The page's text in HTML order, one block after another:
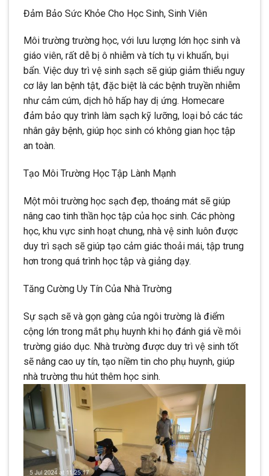
Đảm Bảo Sức Khỏe Cho Học Sinh, Sinh Viên
Môi trường trường học, với lưu lượng lớn học sinh và
giáo viên, rất dễ bị ô nhiễm và tích tụ vi khuẩn, bụi
bẩn. Việc duy trì vệ sinh sạch sẽ giúp giảm thiểu nguy
cơ lây lan bệnh tật, đặc biệt là các bệnh truyền nhiễm
như cảm cúm, dịch hô hấp hay dị ứng. Homecare
đảm bảo quy trình làm sạch kỹ lưỡng, loại bỏ các tác
nhân gây bệnh, giúp học sinh có không gian học tập
an toàn.
Tạo Môi Trường Học Tập Lành Mạnh
Một môi trường học sạch đẹp, thoáng mát sẽ giúp
nâng cao tinh thần học tập của học sinh. Các phòng
học, khu vực sinh hoạt chung, nhà vệ sinh luôn được
duy trì sạch sẽ giúp tạo cảm giác thoải mái, tập trung
hơn trong quá trình học tập và giảng dạy.
Tăng Cường Uy Tín Của Nhà Trường
Sự sạch sẽ và gọn gàng của ngôi trường là điểm
cộng lớn trong mắt phụ huynh khi họ đánh giá về môi
trường giáo dục. Nhà trường được duy trì vệ sinh tốt
sẽ nâng cao uy tín, tạo niềm tin cho phụ huynh, giúp
nhà trường thu hút thêm học sinh.